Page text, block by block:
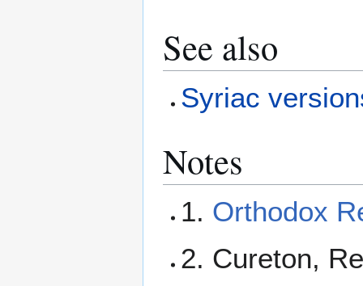
See also
Syriac
Notes
1. Orthodox
2. Cureton,